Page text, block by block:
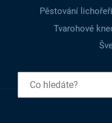
Pěstování
Tvarohové